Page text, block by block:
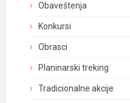
Obaveštenja
Konkursi
Obrasci
Planinarski treking
Tradicionalne akcije